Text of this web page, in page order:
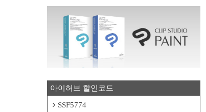
아이허브 할인코드
SSF5774